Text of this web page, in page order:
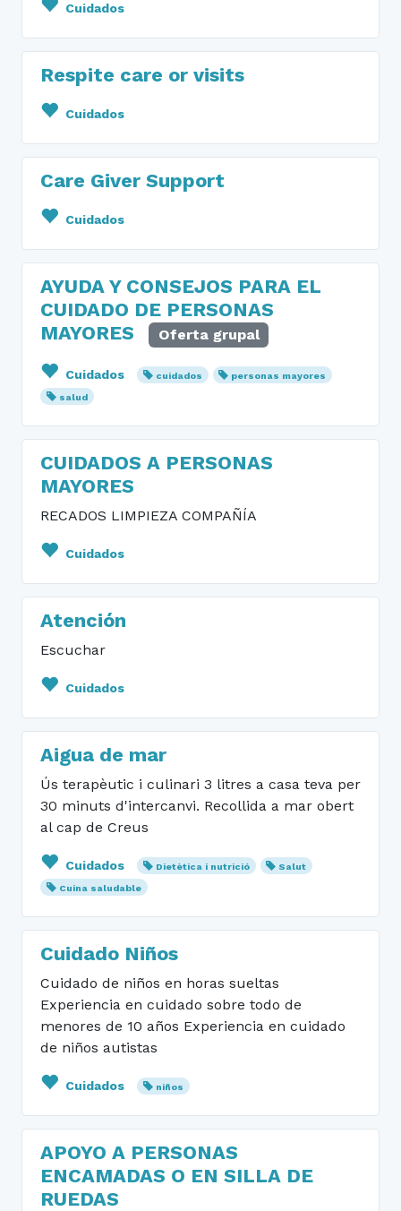
Cuidados
Respite care or visits
Cuidados
Care Giver Support
Cuidados
AYUDA Y CONSEJOS PARA EL
CUIDADO DE PERSONAS
MAYORES
Oferta grupal
Cuidados cuidados
personas mayores
salud
CUIDADOS A PERSONAS
MAYORES
RECADOS LIMPIEZA COMPAÑÍA
Cuidados
Atención
Escuchar
Cuidados
Aigua de mar
Ús terapèutic i culinari 3 litres a casa teva per
30 minuts d'intercanvi. Recollida a mar obert
al cap de Creus
Cuidados Dietètica i nutrició
Salut
Cuina saludable
Cuidado Niños
Cuidado de niños en horas sueltas
Experiencia en cuidado sobre todo de
menores de 10 años Experiencia en cuidado
de niños autistas
Cuidados niños
APOYO A PERSONAS
ENCAMADAS O EN SILLA DE
RUEDAS